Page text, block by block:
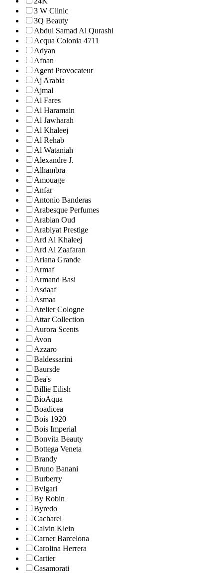
3 W Clinic
3Q Beauty
Abdul Samad Al Qurashi
Acqua Colonia 4711
Adyan
Afnan
Agent Provocateur
Aj Arabia
Ajmal
Al Fares
Al Haramain
Al Jawharah
Al Khaleej
Al Rehab
Al Wataniah
Alexandre J.
Alhambra
Amouage
Anfar
Antonio Banderas
Arabesque Perfumes
Arabian Oud
Arabiyat Prestige
Ard Al Khaleej
Ard Al Zaafaran
Ariana Grande
Armaf
Armand Basi
Asdaaf
Asmaa
Atelier Cologne
Attar Collection
Aurora Scents
Avon
Azzaro
Baldessarini
Baursde
Bea's
Billie Eilish
BioAqua
Boadicea
Bois 1920
Bois Imperial
Bonvita Beauty
Bottega Veneta
Brandy
Bruno Banani
Burberry
Bvlgari
By Robin
Byredo
Cacharel
Calvin Klein
Carner Barcelona
Carolina Herrera
Cartier
Casamorati